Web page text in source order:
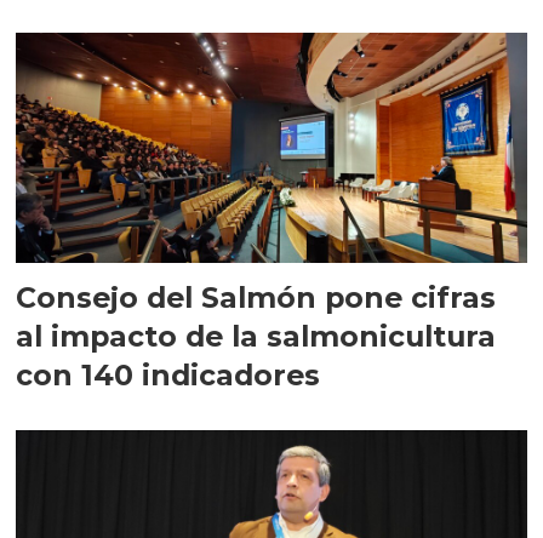
Consejo del Salmón pone cifras
al impacto de la salmonicultura
con 140 indicadores